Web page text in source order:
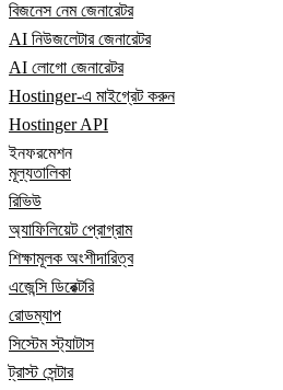
বিজনেস নেম জেনারেটর
AI নিউজলেটার জেনারেটর
AI লোগো জেনারেটর
Hostinger-এ মাইগ্রেট করুন
Hostinger API
ইনফরমেশন
মূল্যতালিকা
রিভিউ
অ্যাফিলিয়েট প্রোগ্রাম
শিক্ষামূলক অংশীদারিত্ব
এজেন্সি ডিরেক্টরি
রোডম্যাপ
সিস্টেম স্ট্যাটাস
ট্রাস্ট সেন্টার